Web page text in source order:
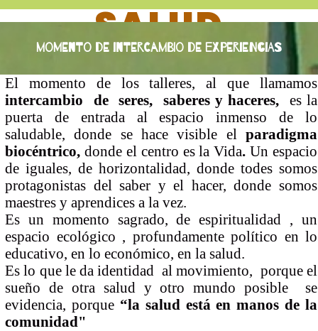
SALUD
LAICRIMPO
momento de intercambio de experiencias
El momento de los talleres, al que llamamos
intercambio de seres, saberes y haceres, es la
puerta de entrada al espacio inmenso de lo
saludable, donde se hace visible el paradigma
biocéntrico, donde el centro es la Vida. Un espacio
de iguales, de horizontalidad, donde todes somos
protagonistas del saber y el hacer, donde somos
maestres y aprendices a la vez.
Es un momento sagrado, de espiritualidad , un
espacio ecológico , profundamente político en lo
educativo, en lo económico, en la salud.
Es lo que le da identidad al movimiento, porque el
sueño de otra salud y otro mundo posible se
evidencia, porque “la salud está en manos de la
comunidad"